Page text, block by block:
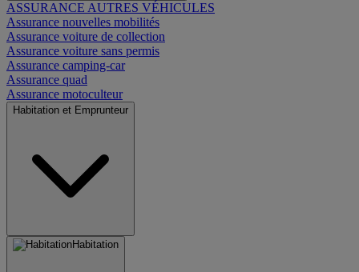
ASSURANCE AUTRES VÉHICULES
Assurance nouvelles mobilités
Assurance voiture de collection
Assurance voiture sans permis
Assurance camping-car
Assurance quad
Assurance motoculteur
Habitation et Emprunteur
Habitation